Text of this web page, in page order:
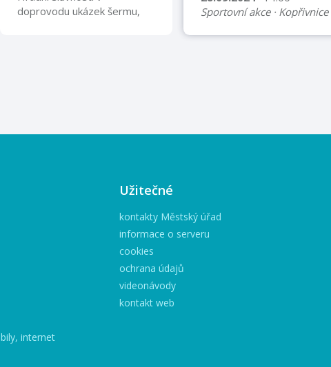
doprovodu ukázek šermu,
Závěrečná salva, ukázky
probíhají v hradní mottě.
tomto humorně laděném
představení se můžete
Sportovní akce · Kopřivnice
výročí, pobavit se a vidět
celkovém vítězi. Kopřivnický
tým nasadí co nejsilnější
internet
Užitečné
kontakty Městský úřad
informace o serveru
cookies
ochrana údajů
videonávody
kontakt web